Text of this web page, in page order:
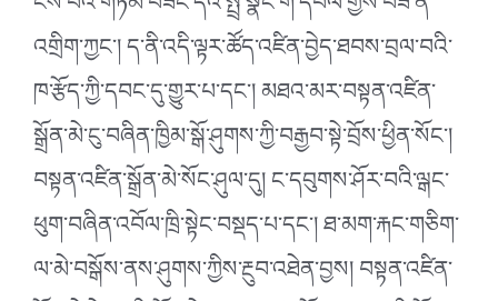
འགྲིག་ཀྱང་། ད་ནི་འདི་ལྟར་ཚོད་འཛིན་བྱེད་ཐབས་བྲལ་བའི་
ཁ་རྩོད་ཀྱི་དབང་དུ་གྱུར་པ་དང་། མཐའ་མར་བསྟན་འཛིན་
སྒྲོན་མེ་ངུ་བཞིན་ཁྱིམ་སྒོ་ཤུགས་ཀྱི་བརྒྱབ་སྟེ་བྲོས་ཕྱིན་སོང་།
བསྟན་འཛིན་སྒྲོན་མེ་སོང་ཤུལ་དུ། ང་དབུགས་ཤོར་བའི་ལྒང་
ཕུག་བཞིན་འབོལ་ཁྲི་སྟེང་བསྡད་པ་དང་། ཐ་མག་རྐང་གཅིག་
ལ་མེ་བསྒོས་ནས་ཤུགས་ཀྱིས་རྔུབ་འཐེན་བྱས། བསྟན་འཛིན་